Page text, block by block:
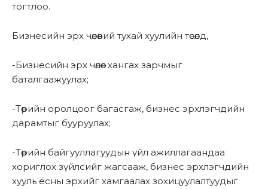
тогтлоо.
Бизнесийн эрх чөлөөний тухай хуулийн төсөлд,
-Бизнесийн эрх чөлөөг хангах зарчмыг
баталгаажуулах;
-Төрийн оролцоог багасгаж, бизнес эрхлэгчдийн
дарамтыг бууруулах;
-Төрийн байгууллагуудын үйл ажиллагаандаа
хориглох зүйлсийг жагсааж, бизнес эрхлэгчдийн
хууль ёсны эрхийг хамгаалах зохицуулалтуудыг